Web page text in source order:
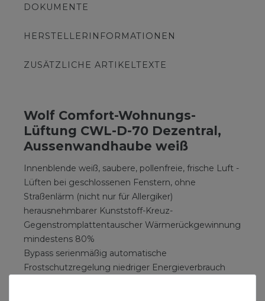
DOKUMENTE
HERSTELLERINFORMATIONEN
ZUSÄTZLICHE ARTIKELTEXTE
Wolf Comfort-Wohnungs-
Lüftung CWL-D-70 Dezentral,
Aussenwandhaube weiß
Innenblende weiß, saubere, pollenfreie, frische Luft -
Lüften bei geschlossenen Fenstern, ohne
Straßenlärm (nicht nur für Allergiker)
herausnehmbarer Kunststoff-Kreuz-
Gegenstromplattentauscher Wärmerückgewinnung
mindestens 80%
Bypass serienmäßig automatische
Frostschutzregelung niedriger Energieverbrauch